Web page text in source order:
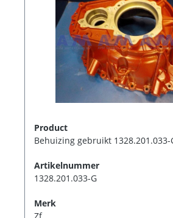
Product
Behuizing gebruikt 1328.201.033-
Artikelnummer
1328.201.033-G
Merk